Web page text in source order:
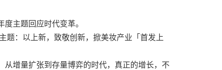
主题回应时代变革。
题：以上新，致敬创新，掀美妆产业「首发上
增量扩张到存量博弈的时代，真正的增长，不